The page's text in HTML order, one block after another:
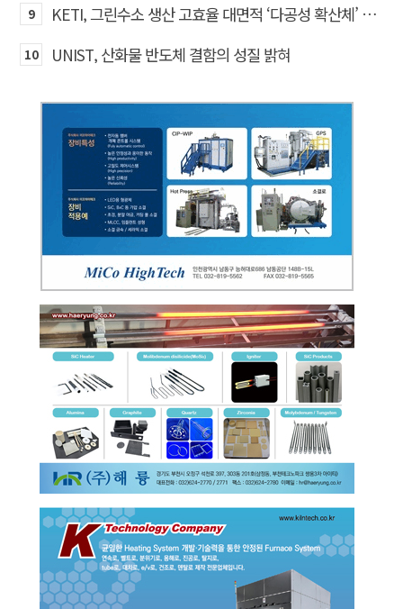
9 KETI, 그린수소 생산 고효율 대면적 ‘다공성 확산체’ 개발
10 UNIST, 산화물 반도체 결함의 성질 밝혀